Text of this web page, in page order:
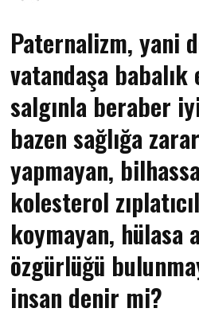
Paternalizm, yani
vatandaşa babalık
salgınla beraber
bazen sağlığa
yapmayan,
kolesterol
koymayan, hülasa
özgürlüğü
insan denir mi?